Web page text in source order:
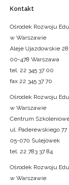
Kontakt
Ośrodek Rozwoju
w Warszawie
Aleje Ujazdowskie 28
00-478 Warszawa
tel. 22 345 37 00
fax 22 345 37 70
Ośrodek Rozwoju
w Warszawie
Centrum
ul. Paderewskiego 77
05-070 Sulejówek
tel. 22 783 37 84
Ośrodek Rozwoju
w Warszawie